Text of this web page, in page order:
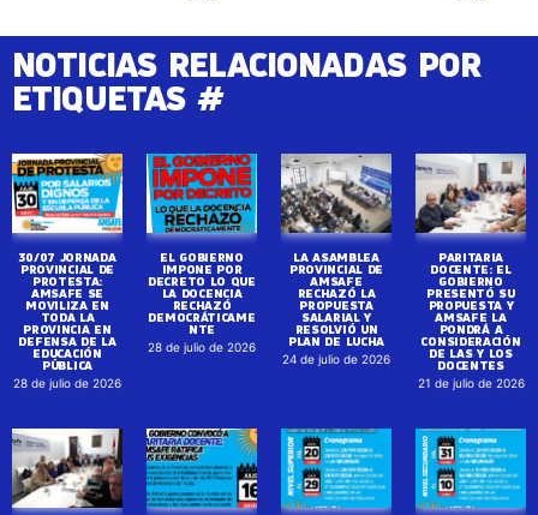
NOTICIAS RELACIONADAS POR
ETIQUETAS #
30/07 JORNADA
PROVINCIAL DE
PROTESTA:
AMSAFE SE
MOVILIZA EN
TODA LA
PROVINCIA EN
DEFENSA DE LA
EDUCACIÓN
PÚBLICA
28 de julio de 2026
EL GOBIERNO
IMPONE POR
DECRETO LO QUE
LA DOCENCIA
RECHAZÓ
DEMOCRÁTICAME
NTE
28 de julio de 2026
LA ASAMBLEA
PROVINCIAL DE
AMSAFE
RECHAZÓ LA
PROPUESTA
SALARIAL Y
RESOLVIÓ UN
PLAN DE LUCHA
24 de julio de 2026
PARITARIA
DOCENTE: EL
GOBIERNO
PRESENTÓ SU
PROPUESTA Y
AMSAFE LA
PONDRÁ A
CONSIDERACIÓN
DE LAS Y LOS
DOCENTES
21 de julio de 2026